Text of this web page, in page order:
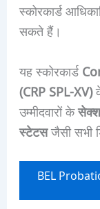
स्कोरकार्ड
सकते हैं।
यह स्कोरकार्ड
(CRP SPL-XV)
उम्मीदवारों के
स्टेटसजैसी सभी
BEL